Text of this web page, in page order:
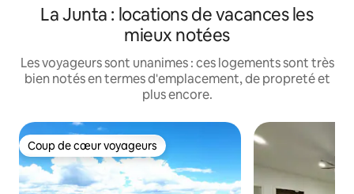
La Junta : locations de vacances les
mieux notées
Les voyageurs sont unanimes : ces logements sont très
bien notés en termes d'emplacement, de propreté et
plus encore.
Coup de cœur voyageurs
Coup de cœur voyageurs